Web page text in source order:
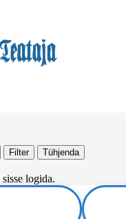
Filter Tühjenda
logida.